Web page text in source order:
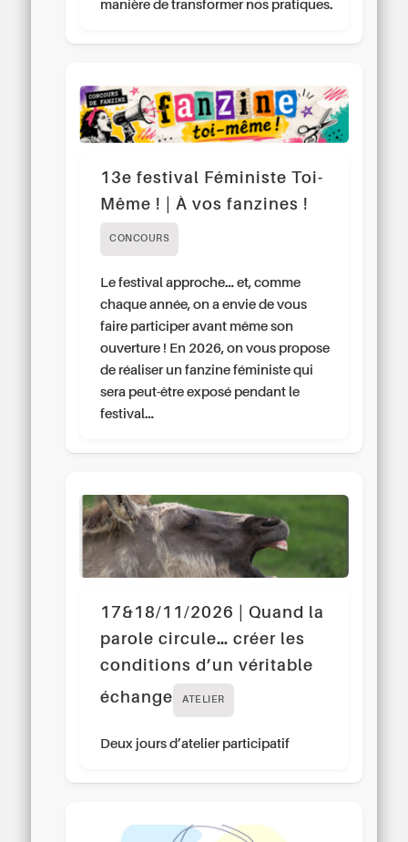
manière de transformer nos pratiques.
13e festival Féministe Toi-
Même ! | À vos fanzines !
CONCOURS
Le festival approche… et, comme
chaque année, on a envie de vous
faire participer avant même son
ouverture ! En 2026, on vous propose
de réaliser un fanzine féministe qui
sera peut-être exposé pendant le
festival…
17&18/11/2026 | Quand la
parole circule… créer les
conditions d’un véritable
échange
ATELIER
Deux jours d’atelier participatif